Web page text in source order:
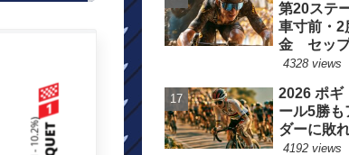
第20ステ
車寸前・2
金 セップ
一日
4328 views
2026 ポ
ール5勝も
ダーに敗
4192 views